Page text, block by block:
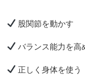
股関節を動かす
バランス能力を高
正しく身体を使う